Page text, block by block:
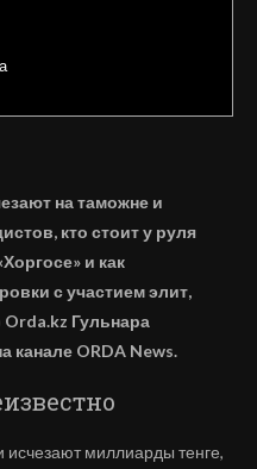
на таможне и
кто стоит у руля
и как
с участием элит,
Гульнара
канале ORDA News.
миллиарды тенге,